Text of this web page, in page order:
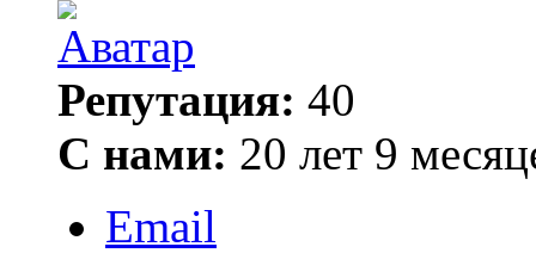
Репутация: 40
С нами: 20 лет 9
Email